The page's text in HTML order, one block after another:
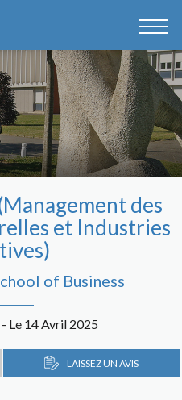
des
et Industries
of Business
Le 14 Avril 2025
LAISSEZ UN AVIS